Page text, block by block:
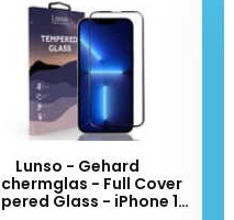
Lunso - Gehard
- Full Cover
Glass - iPhone 13